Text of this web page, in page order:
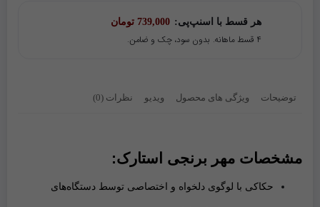
هر قسط با اسنپ‌پی: 739,000 تومان
۴ قسط ماهانه. بدون سود، چک و ضامن.
توضیحات ویژگی های محصول ویدیو نظرات (0)
مشخصات مهر برنجی استارک:
حکاکی با لوگوی دلخواه و اختصاصی توسط دستگاه‌های